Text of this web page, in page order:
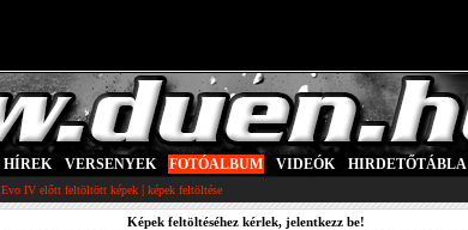
HÍREK VERSENYEK FOTÓALBUM VIDEÓK HIRDETŐTÁBLA
Evo IV előtt feltöltött képek | képek feltöltése
Képek feltöltéséhez kérlek, jelentkezz be!